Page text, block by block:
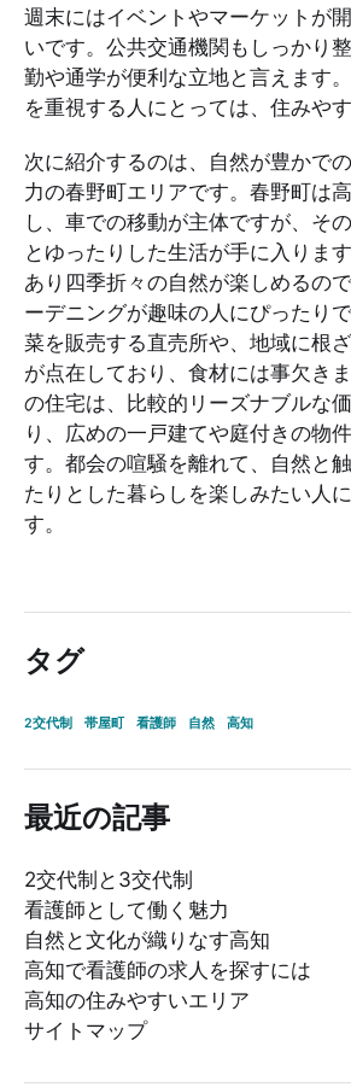
週末にはイベントやマーケットが
いです。公共交通機関もしっかり
勤や通学が便利な立地と言えます
を重視する人にとっては、住みや
次に紹介するのは、自然が豊かで
力の春野町エリアです。春野町は
し、車での移動が主体ですが、そ
とゆったりした生活が手に入りま
あり四季折々の自然が楽しめるの
ーデニングが趣味の人にぴったり
菜を販売する直売所や、地域に根
が点在しており、食材には事欠き
の住宅は、比較的リーズナブルな
り、広めの一戸建てや庭付きの物
す。都会の喧騒を離れて、自然と
たりとした暮らしを楽しみたい人
す。
タグ
2交代制 帯屋町 看護師 自然 高知
最近の記事
2交代制と3交代制
看護師として働く魅力
自然と文化が織りなす高知
高知で看護師の求人を探すには
高知の住みやすいエリア
サイトマップ